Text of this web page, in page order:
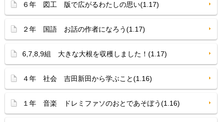
６年 図工 版で広がるわたしの思い(1.17)
２年 国語 お話の作者になろう(1.17)
6,7,8,9組 大きな大根を収穫しました！(1.17)
４年 社会 吉田新田から学ぶこと(1.16)
１年 音楽 ドレミファソのおとであそぼう(1.16)